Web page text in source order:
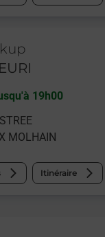
19h00
MOLHAIN
Itinéraire